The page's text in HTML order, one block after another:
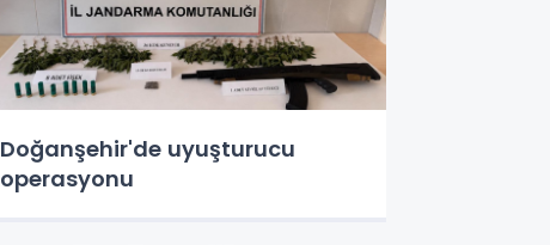
Doğanşehir'de uyuşturucu
operasyonu